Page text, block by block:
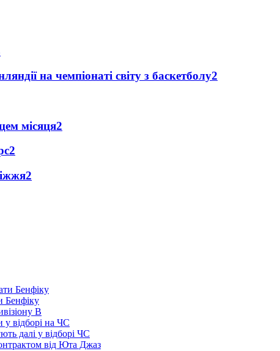
на чемпіонаті світу з баскетболу2
місяця2
2
2
Бенфіку
В
у відборі на ЧС
далі у відборі ЧС
від Юта Джаз